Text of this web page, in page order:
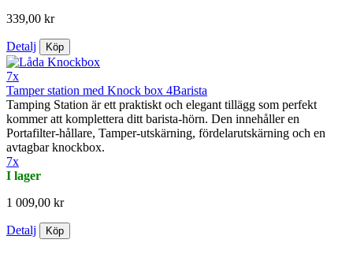
339,00 kr
Detalj Köp
7x
Tamper station med Knock box 4Barista
Tamping Station är ett praktiskt och elegant tillägg som perfekt
kommer att komplettera ditt barista-hörn. Den innehåller en
Portafilter-hållare, Tamper-utskärning, fördelarutskärning och en
avtagbar knockbox.
7x
I lager
1 009,00 kr
Detalj Köp